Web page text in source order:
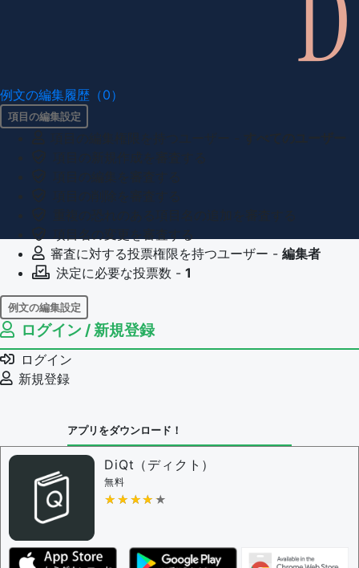
例文の編集履歴（0）
項目の編集設定
審査に対する投票権限を持つユーザー - 編集者
決定に必要な投票数 - 1
例文の編集設定
例文の編集権限を持つユーザー -
例文の削除を審査する
審査に対する投票権限を持つユーザー -
決定に必要な投票数 -
問題の編集権限を持つユーザー -すべてのユーザー
審査に対する投票権限を持つユーザー -
決定に必要な投票数 -
編集ガイドライン
ログイン / 新規登録
ログイン
新規登録
アプリをダウンロード！
DiQt（ディクト）
無料
★★★★★
★★★★★